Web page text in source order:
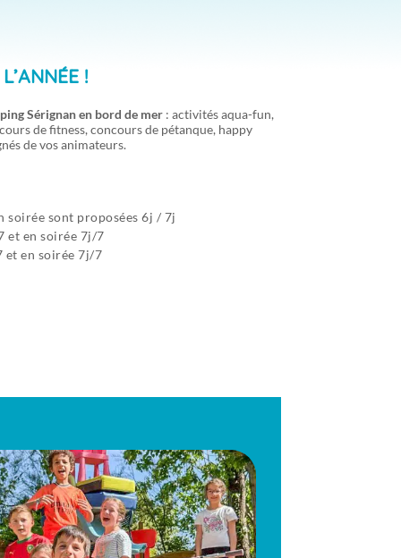
!
Sérignan en bord de mer : activités aqua-fun,
de fitness, concours de pétanque, happy
de vos animateurs.
soirée sont proposées 6j / 7j
et en soirée 7j/7
et en soirée 7j/7